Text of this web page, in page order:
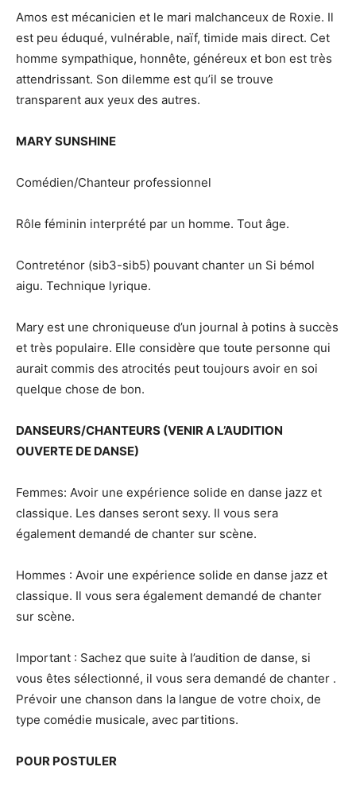
Amos est mécanicien et le mari malchanceux de Roxie. Il
est peu éduqué, vulnérable, naïf, timide mais direct. Cet
homme sympathique, honnête, généreux et bon est très
attendrissant. Son dilemme est qu’il se trouve
transparent aux yeux des autres.
MARY SUNSHINE
Comédien/Chanteur professionnel
Rôle féminin interprété par un homme. Tout âge.
Contreténor (sib3-sib5) pouvant chanter un Si bémol
aigu. Technique lyrique.
Mary est une chroniqueuse d’un journal à potins à succès
et très populaire. Elle considère que toute personne qui
aurait commis des atrocités peut toujours avoir en soi
quelque chose de bon.
DANSEURS/CHANTEURS (VENIR A L’AUDITION
OUVERTE DE DANSE)
Femmes: Avoir une expérience solide en danse jazz et
classique. Les danses seront sexy. Il vous sera
également demandé de chanter sur scène.
Hommes : Avoir une expérience solide en danse jazz et
classique. Il vous sera également demandé de chanter
sur scène.
Important : Sachez que suite à l’audition de danse, si
vous êtes sélectionné, il vous sera demandé de chanter .
Prévoir une chanson dans la langue de votre choix, de
type comédie musicale, avec partitions.
POUR POSTULER